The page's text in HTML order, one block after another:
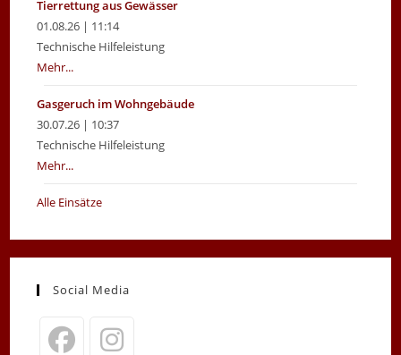
Tierrettung aus Gewässer
01.08.26 | 11:14
Technische Hilfeleistung
Mehr...
Gasgeruch im Wohngebäude
30.07.26 | 10:37
Technische Hilfeleistung
Mehr...
Alle Einsätze
Social Media